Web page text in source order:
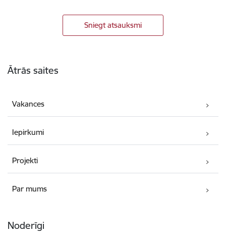
Sniegt atsauksmi
Ātrās saites
Vakances
Iepirkumi
Projekti
Par mums
Noderīgi